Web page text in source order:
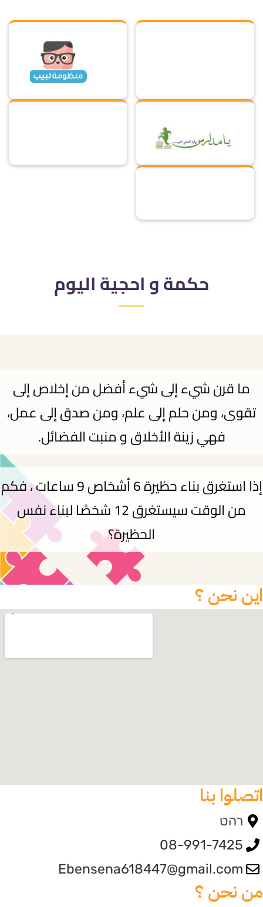
حكمة و احجية اليوم
ما قرن شيء إلى شيء أفضل من إخلاص إلى
تقوى، ومن حلم إلى علم، ومن صدق إلى عمل،
فهي زينة الأخلاق و منبت الفضائل.
إذا استغرق بناء حظيرة 6 أشخاص 9 ساعات ، فكم
من الوقت سيستغرق 12 شخصًا لبناء نفس
الحظيرة؟
نحن ؟
بنا
רהט
08-991-7425
Ebensena618447@gmail.com
نحن ؟